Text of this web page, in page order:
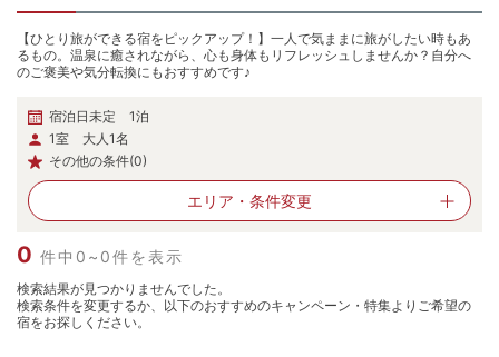
【ひとり旅ができる宿をピックアップ！】一人で気ままに旅がしたい時もあ
るもの。温泉に癒されながら、心も身体もリフレッシュしませんか？自分へ
のご褒美や気分転換にもおすすめです♪
宿泊日未定 1泊
1室 大人1名
その他の条件(0)
エリア・ 条件変更
0 件中0~0件を表示
検索結果が見つかりませんでした。
検索条件を変更するか、以下のおすすめのキャンペーン・特集よりご希望の
宿をお探しください。